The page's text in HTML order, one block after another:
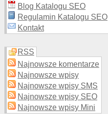
Blog Katalogu SEO
Regulamin Katalogu SEO
Kontakt
RSS
Najnowsze komentarze
Najnowsze wpisy
Najnowsze wpisy SMS
Najnowsze wpisy SEO
Najnowsze wpisy Mini